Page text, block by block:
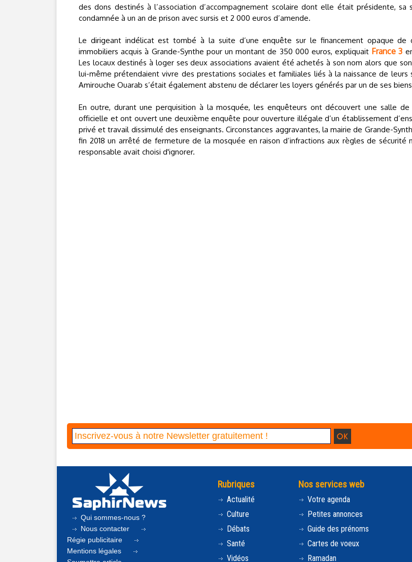
des dons destinés à l’association d’accompagnement scolaire dont elle était présidente,
condamnée à un an de prison avec sursis et 2 000 euros d’amende.
Le dirigeant indélicat est tombé à la suite d’une enquête sur le financement opaque de
immobiliers acquis à Grande-Synthe pour un montant de 350 000 euros, expliquait France 3
Les locaux destinés à loger ses deux associations avaient été achetés à son nom alors que
lui-même prétendaient vivre des prestations sociales et familiales liés à la naissance de leurs
Amirouche Ouarab s’était également abstenu de déclarer les loyers générés par un de ses
En outre, durant une perquisition à la mosquée, les enquêteurs ont découvert une salle de
officielle et ont ouvert une deuxième enquête pour ouverture illégale d’un établissement
privé et travail dissimulé des enseignants. Circonstances aggravantes, la mairie de Grande-
fin 2018 un arrêté de fermeture de la mosquée en raison d’infractions aux règles de sécurité
responsable avait choisi d'ignorer.
Qui sommes-nous ?
Nous contacter
Régie publicitaire
Mentions légales
Rubriques
Actualité
Culture
Débats
Santé
Vidéos
Nos services web
Votre agenda
Petites annonces
Guide des prénoms
Cartes de voeux
Ramadan